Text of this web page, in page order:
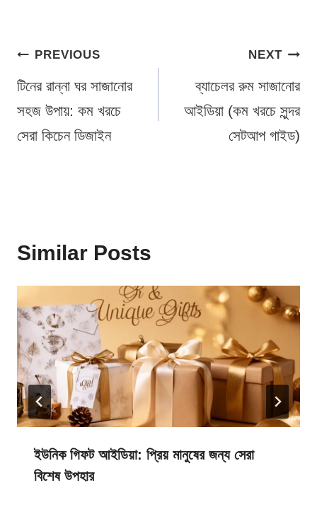
Post
navigation
PREVIOUS
টিনের রান্না ঘর সাজানোর
সহজ উপায়: কম খরচে
সেরা কিচেন ডিজাইন
NEXT
ব্যাচেলর রুম সাজানোর
আইডিয়া (কম খরচে সুন্দর
সেটআপ গাইড)
Similar Posts
ইউনিক গিফট আইডিয়া: প্রিয় মানুষের জন্য সেরা
বিশেষ উপহার